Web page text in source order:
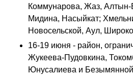
Коммунарова, Жаз,
Мидина, Насыйкат;
Новосельской, Аул,
16-19 июня - район,
Жукеева-Пудовкина,
Юнусалиева и